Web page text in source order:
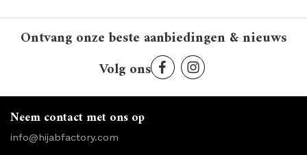
Ontvang onze beste aanbiedingen & nieuws
Volg ons
Neem contact met ons op
info@hijabfactory.com